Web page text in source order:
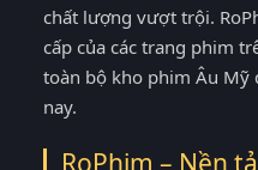
chất lượng vượt trội.
cấp của các trang phim
toàn bộ kho phim Âu Mỹ
nay.
RoPhim – Nền